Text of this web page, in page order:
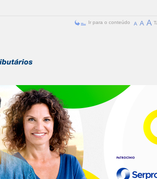
Ir para o conteúdo